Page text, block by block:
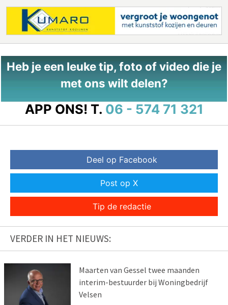
Heb je een leuke tip, foto of video die je
met ons wilt delen?
APP ONS! T. 06 - 574 71 321
Deel op Facebook
Post op X
Tip de redactie
VERDER IN HET NIEUWS:
Maarten van Gessel twee maanden
interim-bestuurder bij Woningbedrijf
Velsen